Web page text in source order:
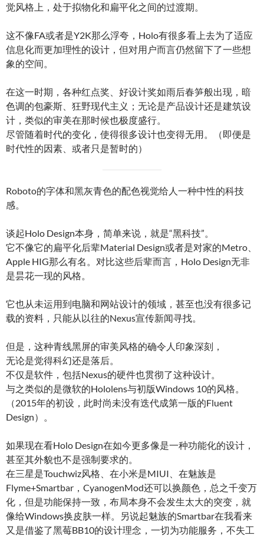
觉风格上，处于拟物化和扁平化之间的过渡期。
这不像FA或者是Y2K那么浮夸，Holo有很多看上去为了适应
信息化而更加理性的设计，但对用户而言仍然留下了一些想
象的空间。
在这一时期，各种红点奖、好设计奖如雨后春笋般出现，暗
色调的包豪斯、狂野现代主义；无论是产品设计还是建筑设
计，类似的审美在那时候也极度盛行。
尽管随着时代的变化，使得很多设计也变得无用。（即便是
时代性的因素、或者只是暂时的）
Roboto的字体和黑灰青色的配色视觉给人一种中性的科技
感。
谈起Holo Design本身，简单来说，就是“黑科技”。
它不像它的扁平化后辈Material Design或者是对家的Metro、
Apple HIG那么有名。对比这些后辈而言，Holo Design无非
是昙花一现的风格。
它也从未运用到电脑和网站设计的领域，甚至也没有很多记
载的资料，只能从以往的Nexus宣传新闻寻找。
但是，这种青线黑屏的审美风格的确令人印象深刻，
无论是觉得科幻还是落后。
不仅是软件，包括Nexus的硬件也贯彻了这种设计。
与之类似的是微软的Hololens与初版Windows 10的风格。
（2015年的初设，此时尚未没有迭代成第一版的Fluent
Design）。
如果现在看Holo Design在如今更多像是一种功能化的设计，
甚至其外貌也不是强制要求的。
在三星是Touchwiz风格、在小米是MIUI、在魅族是
Flyme+Smartbar，CyanogenMod还可以换颜色，总之千变万
化，但是功能保持一致，布局本身不会发生太大的突变，就
像给Windows换皮肤一样。另说起魅族的Smartbar在我看来
又是借鉴了黑莓BB10的设计理念，一切为功能服务，不失工